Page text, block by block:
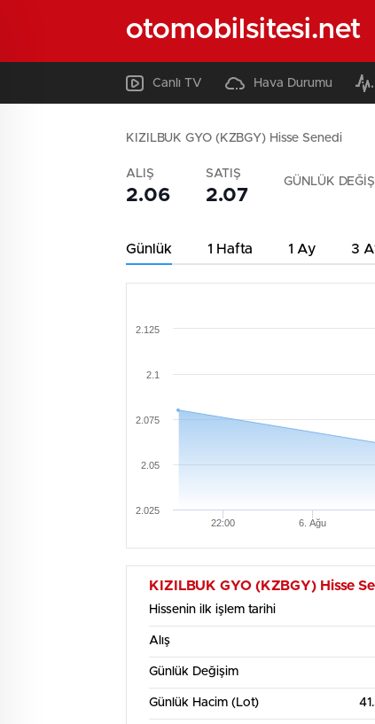
otomobilsitesi.net
Canlı TV Hava Durumu
KIZILBUK GYO (KZBGY) Hisse Senedi
ALIŞ
2.06
SATIŞ
2.07
GÜNLÜK
Günlük 1 Hafta 1 Ay 3
22:00 6. Ağu
2.025
2.05
2.075
2.1
2.125
KIZILBUK GYO (KZBGY) Hisse
Hissenin ilk işlem tarihi
Alış
Günlük Değişim
Günlük Hacim (Lot)